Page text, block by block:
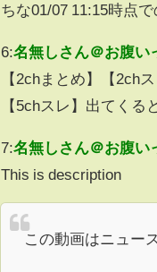
ちな01/07 11:15時点
6:名無しさん＠お腹い
【2chまとめ】【2ch
【5chスレ】出てくる
7:名無しさん＠お腹い
This is description
この動画はニュー